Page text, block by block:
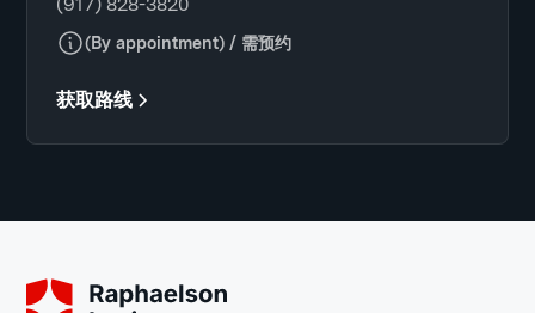
(By appointment) / 需预约
获取路线